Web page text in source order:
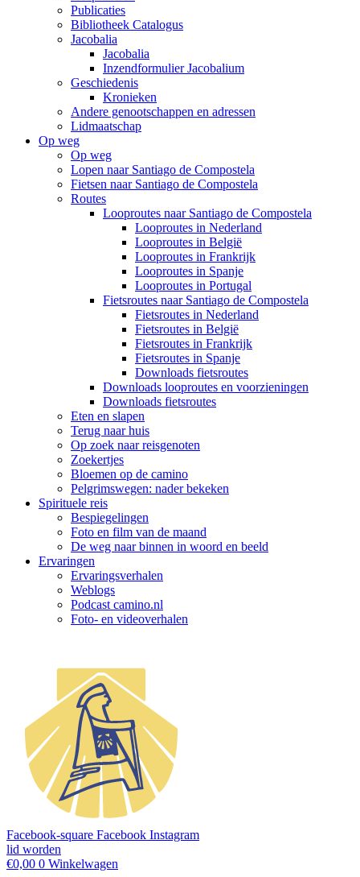
Publicaties
Bibliotheek Catalogus
Jacobalia
Jacobalia
Inzendformulier Jacobalium
Geschiedenis
Kronieken
Andere genootschappen en adressen
Lidmaatschap
Op weg
Op weg
Lopen naar Santiago de Compostela
Fietsen naar Santiago de Compostela
Routes
Looproutes naar Santiago de Compostela
Looproutes in Nederland
Looproutes in België
Looproutes in Frankrijk
Looproutes in Spanje
Looproutes in Portugal
Fietsroutes naar Santiago de Compostela
Fietsroutes in Nederland
Fietsroutes in België
Fietsroutes in Frankrijk
Fietsroutes in Spanje
Downloads fietsroutes
Downloads looproutes en voorzieningen
Downloads fietsroutes
Eten en slapen
Terug naar huis
Op zoek naar reisgenoten
Zoekertjes
Bloemen op de camino
Pelgrimswegen: nader bekeken
Spirituele reis
Bespiegelingen
Foto en film van de maand
De weg naar binnen in woord en beeld
Ervaringen
Ervaringsverhalen
Weblogs
Podcast camino.nl
Foto- en videoverhalen
Facebook-square Facebook Instagram
lid worden
€0,00 0 Winkelwagen